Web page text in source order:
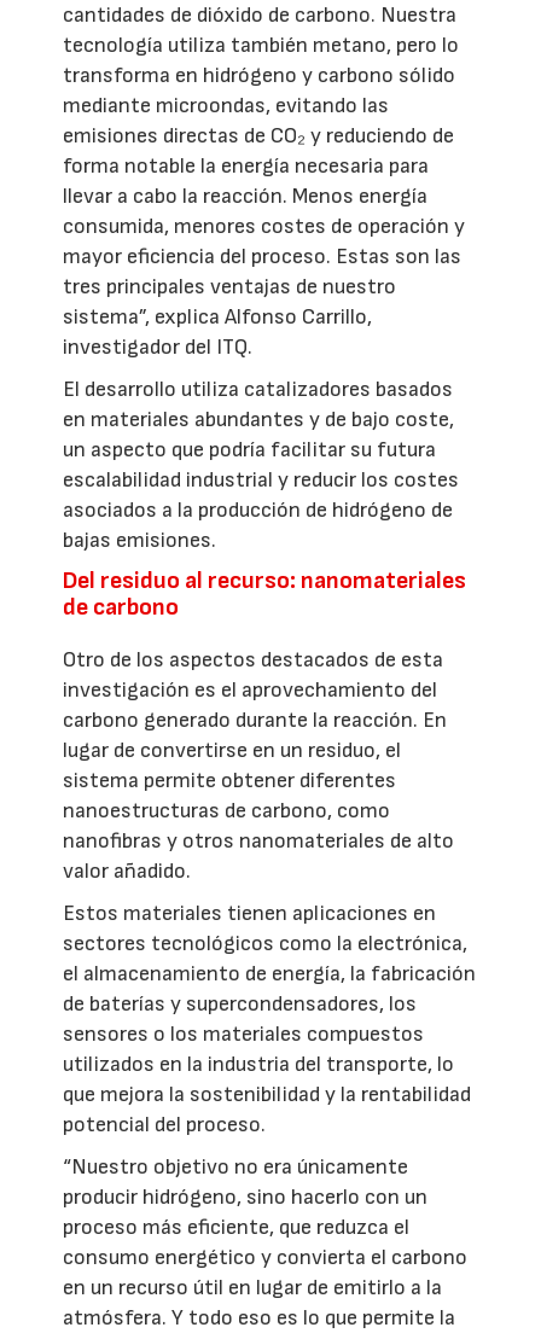
cantidades de dióxido de carbono. Nuestra
tecnología utiliza también metano, pero lo
transforma en hidrógeno y carbono sólido
mediante microondas, evitando las
emisiones directas de CO₂ y reduciendo de
forma notable la energía necesaria para
llevar a cabo la reacción. Menos energía
consumida, menores costes de operación y
mayor eficiencia del proceso. Estas son las
tres principales ventajas de nuestro
sistema”, explica Alfonso Carrillo,
investigador del ITQ.
El desarrollo utiliza catalizadores basados
en materiales abundantes y de bajo coste,
un aspecto que podría facilitar su futura
escalabilidad industrial y reducir los costes
asociados a la producción de hidrógeno de
bajas emisiones.
Del residuo al recurso: nanomateriales
de carbono
Otro de los aspectos destacados de esta
investigación es el aprovechamiento del
carbono generado durante la reacción. En
lugar de convertirse en un residuo, el
sistema permite obtener diferentes
nanoestructuras de carbono, como
nanofibras y otros nanomateriales de alto
valor añadido.
Estos materiales tienen aplicaciones en
sectores tecnológicos como la electrónica,
el almacenamiento de energía, la fabricación
de baterías y supercondensadores, los
sensores o los materiales compuestos
utilizados en la industria del transporte, lo
que mejora la sostenibilidad y la rentabilidad
potencial del proceso.
“Nuestro objetivo no era únicamente
producir hidrógeno, sino hacerlo con un
proceso más eficiente, que reduzca el
consumo energético y convierta el carbono
en un recurso útil en lugar de emitirlo a la
atmósfera. Y todo eso es lo que permite la